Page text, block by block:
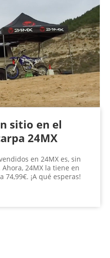
sitio en el
24MX
en 24MX es, sin
24MX la tiene en
¡A qué esperas!